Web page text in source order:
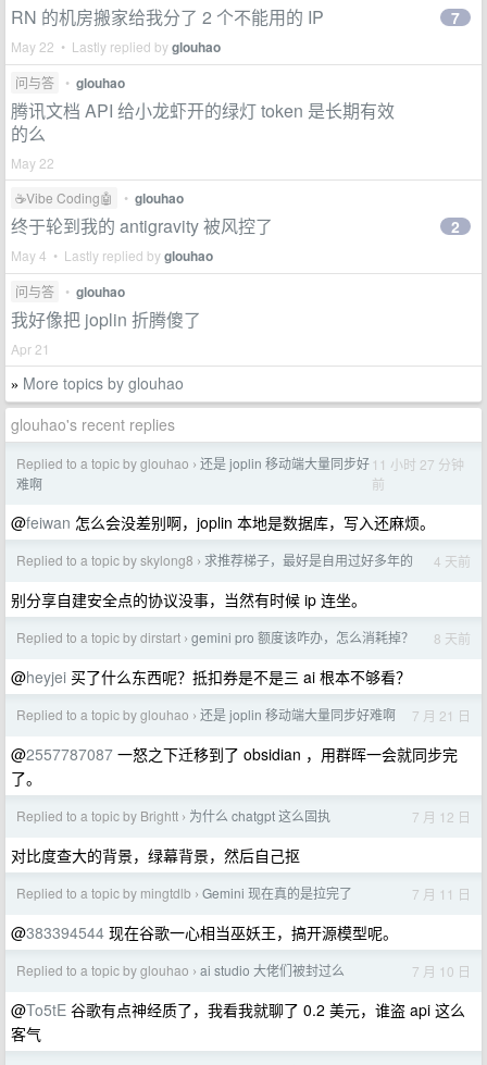
RN 的机房搬家给我分了 2 个不能用的 IP
May 22 • Lastly replied byglouhao
7
问与答 • glouhao
腾讯文档 API 给小龙虾开的绿灯 token 是长期有效
的么
May 22
☕Vibe Coding🤖
• glouhao
终于轮到我的 antigravity 被风控了
May 4 • Lastly replied byglouhao
2
问与答 • glouhao
我好像把 joplin 折腾傻了
Apr 21
» More topics by glouhao
glouhao's recent replies
Replied to a topic by glouhao › 还是 joplin 移动端大量同步好
难啊
11 小时 27 分钟
前
@feiwan 怎么会没差别啊，joplin 本地是数据库，写入还麻烦。
Replied to a topic by skylong8 › 求推荐梯子，最好是自用过好多年的 4 天前
别分享自建安全点的协议没事，当然有时候 ip 连坐。
Replied to a topic by dirstart › gemini pro 额度该咋办，怎么消耗掉？ 8 天前
@heyjei 买了什么东西呢？抵扣券是不是三 ai 根本不够看？
Replied to a topic by glouhao › 还是 joplin 移动端大量同步好难啊 7 月 21 日
@2557787087 一怒之下迁移到了 obsidian ，用群晖一会就同步完
了。
Replied to a topic by Brightt › 为什么 chatgpt 这么固执 7 月 12 日
对比度查大的背景，绿幕背景，然后自己抠
Replied to a topic by mingtdlb › Gemini 现在真的是拉完了 7 月 11 日
@383394544 现在谷歌一心相当巫妖王，搞开源模型呢。
Replied to a topic by glouhao › ai studio 大佬们被封过么 7 月 10 日
@To5tE 谷歌有点神经质了，我看我就聊了 0.2 美元，谁盗 api 这么
客气